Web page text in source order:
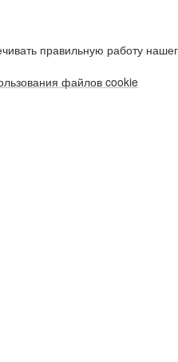
правильную работу
файлов cookie